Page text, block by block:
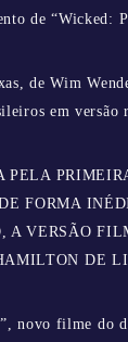
de “Wicked:
de Wim
em versão
PELA
FORMA
A VERSÃO
DE
novo filme do